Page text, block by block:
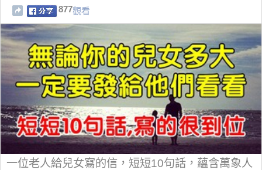
877觀看
一位老人給兒女寫的信，短短10句話，蘊含萬象人